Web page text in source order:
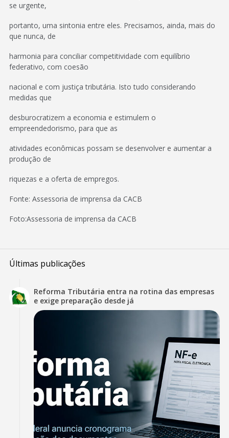
se urgente,
portanto, uma sintonia entre eles. Precisamos, ainda, mais do
que nunca, de
harmonia para conciliar competitividade com equilíbrio
federativo, com coesão
nacional e com justiça tributária. Isto tudo considerando
medidas que
desburocratizem a economia e estimulem o
empreendedorismo, para que as
atividades econômicas possam se desenvolver e aumentar a
produção de
riquezas e a oferta de empregos.
Fonte: Assessoria de imprensa da CACB
Foto:Assessoria de imprensa da CACB
Últimas publicações
Reforma Tributária entra na rotina das empresas
e exige preparação desde já